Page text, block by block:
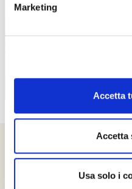
Marketing
Accetta
Accetta
Usa solo i